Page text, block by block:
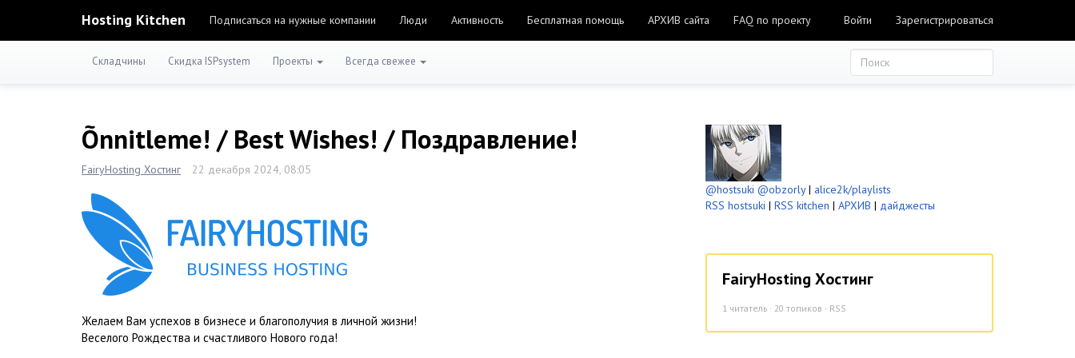
Hosting Kitchen Подписаться на нужные компании Люди Активность Бесплатная помощь АРХИВ сайта FAQ по проекту Войти Зарегистрироваться
Складчины Скидка ISPsystem Проекты Всегда свежее
Õnnitleme! / Best Wishes! / Поздравление!
FairyHosting Хостинг 22 декабря 2024, 08:05
Желаем Вам успехов в бизнесе и благополучия в личной жизни!
Веселого Рождества и счастливого Нового года!
@hostsuki @obzorly| alice2k/playlists
RSS hostsuki | RSS kitchen | АРХИВ | дайджесты
FairyHosting Хостинг
1 читатель · 20 топиков · RSS